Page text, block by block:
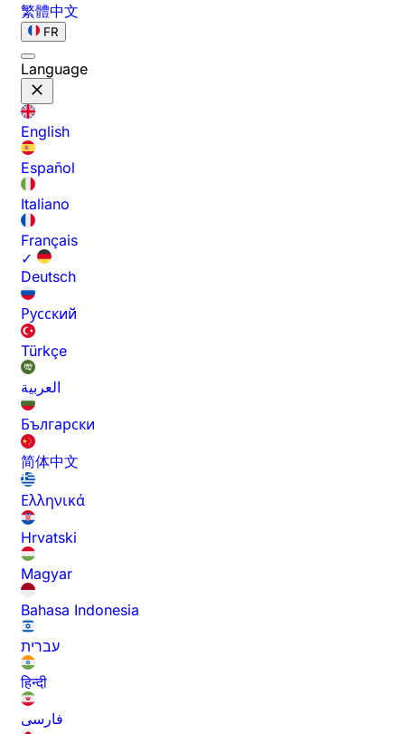
繁體中文
FR
Language
English
Español
Italiano
Français
✓
Deutsch
Русский
Türkçe
العربية
Български
简体中文
Ελληνικά
Hrvatski
Magyar
Bahasa Indonesia
עברית
हिन्दी
فارسی